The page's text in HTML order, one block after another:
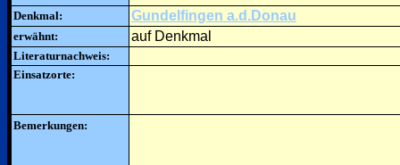
Denkmal: Gundelfingen a.d.Donau
erwähnt: auf Denkmal
Literaturnachweis:
Einsatzorte:
Bemerkungen: